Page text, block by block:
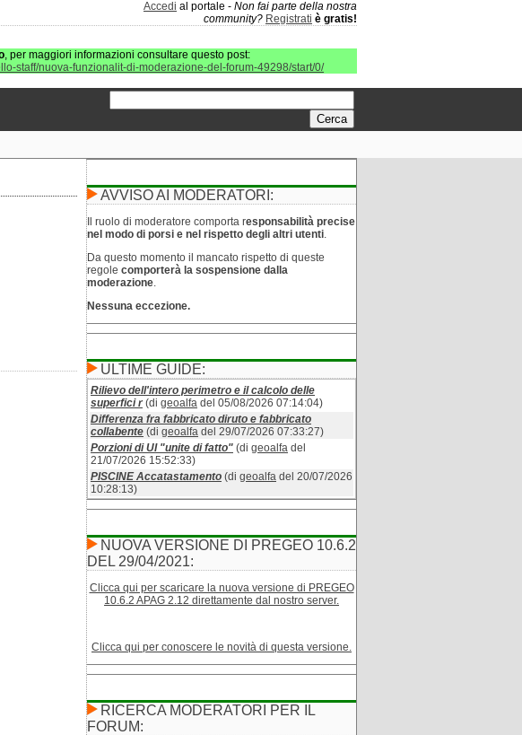
Accedi al portale - Non fai parte della nostra
community? Registrati è gratis!
, per maggiori informazioni consultare questo post:
staff/nuova-funzionalit-di-moderazione-del-forum-49298/start/0/
AVVISO AI MODERATORI:
Il ruolo di moderatore comporta responsabilità precise
nel modo di porsi e nel rispetto degli altri utenti.
Da questo momento il mancato rispetto di queste
regole comporterà la sospensione dalla
moderazione.
Nessuna eccezione.
ULTIME GUIDE:
Rilievo dell'intero perimetro e il calcolo delle
superfici r (di geoalfa del 05/08/2026 07:14:04)
Differenza fra fabbricato diruto e fabbricato
collabente (di geoalfa del 29/07/2026 07:33:27)
Porzioni di UI "unite di fatto" (di geoalfa del
21/07/2026 15:52:33)
PISCINE Accatastamento (di geoalfa del 20/07/2026
10:28:13)
NUOVA VERSIONE DI PREGEO 10.6.2
DEL 29/04/2021:
Clicca qui per scaricare la nuova versione di PREGEO
10.6.2 APAG 2.12 direttamente dal nostro server.
Clicca qui per conoscere le novità di questa versione.
RICERCA MODERATORI PER IL
FORUM: